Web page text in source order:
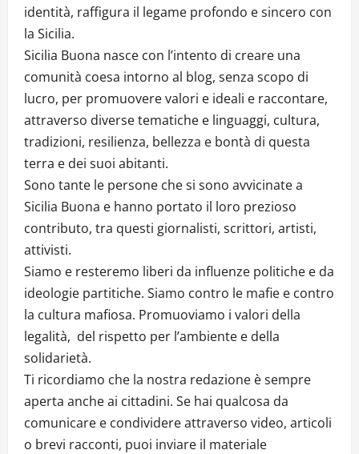
identità, raffigura il legame profondo e sincero con
la Sicilia.
Sicilia Buona nasce con l’intento di creare una
comunità coesa intorno al blog, senza scopo di
lucro, per promuovere valori e ideali e raccontare,
attraverso diverse tematiche e linguaggi, cultura,
tradizioni, resilienza, bellezza e bontà di questa
terra e dei suoi abitanti.
Sono tante le persone che si sono avvicinate a
Sicilia Buona e hanno portato il loro prezioso
contributo, tra questi giornalisti, scrittori, artisti,
attivisti.
Siamo e resteremo liberi da influenze politiche e da
ideologie partitiche. Siamo contro le mafie e contro
la cultura mafiosa. Promuoviamo i valori della
legalità, del rispetto per l’ambiente e della
solidarietà.
Ti ricordiamo che la nostra redazione è sempre
aperta anche ai cittadini. Se hai qualcosa da
comunicare e condividere attraverso video, articoli
o brevi racconti, puoi inviare il materiale